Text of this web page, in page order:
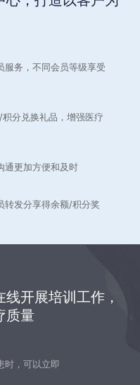
服务，不同会员等级享受
分兑换礼品，增强医疗
通更加方便和及时
转发分享得余额/积分奖
开展培训工作，
质量
时，可以立即